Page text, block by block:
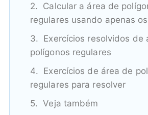
Calcular a área de
regulares usando apenas
Exercícios resolvidos de
polígonos regulares
Exercícios de área de
regulares para resolver
Veja também